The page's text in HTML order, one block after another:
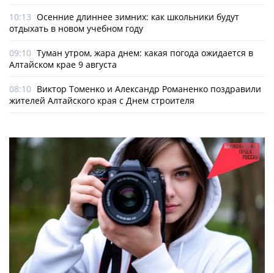
10:13 Осенние длиннее зимних: как школьники будут
отдыхать в новом учебном году
09:10 Туман утром, жара днем: какая погода ожидается в
Алтайском крае 9 августа
08:10 Виктор Томенко и Александр Романенко поздравили
жителей Алтайского края с Днем строителя